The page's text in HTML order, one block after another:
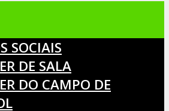
SOCIAIS
DE SALA
DO CAMPO DE